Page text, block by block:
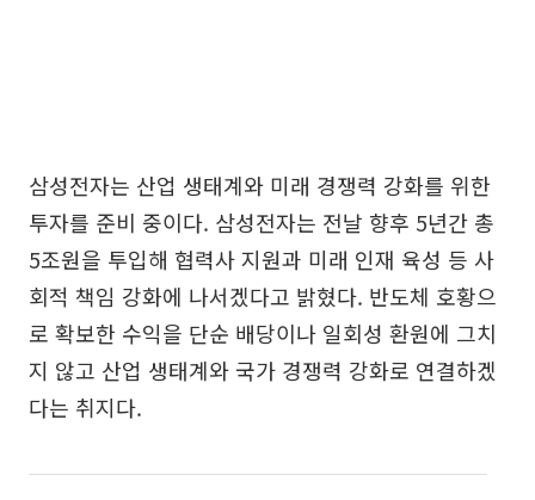
삼성전자는 산업 생태계와 미래 경쟁력 강화를 위한
투자를 준비 중이다. 삼성전자는 전날 향후 5년간 총
5조원을 투입해 협력사 지원과 미래 인재 육성 등 사
회적 책임 강화에 나서겠다고 밝혔다. 반도체 호황으
로 확보한 수익을 단순 배당이나 일회성 환원에 그치
지 않고 산업 생태계와 국가 경쟁력 강화로 연결하겠
다는 취지다.